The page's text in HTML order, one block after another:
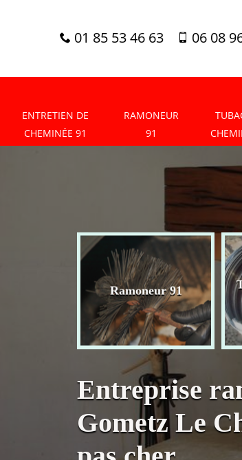
01 85 53 46 63 06 08
ENTRETIEN DE
CHEMINÉE 91
RAMONEUR
91
Ramoneur 91
Entreprise
Gometz Le